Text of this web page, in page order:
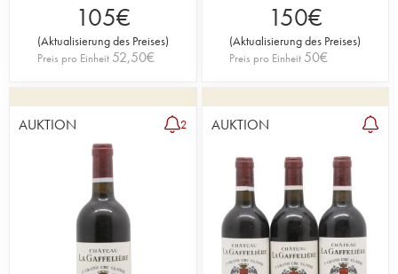
105€
(Aktualisierung des Preises)
Preis pro Einheit 52,50€
150€
(Aktualisierung des Preises)
Preis pro Einheit 50€
AUKTION 2 AUKTION